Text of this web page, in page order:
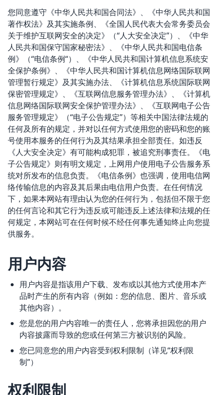
您同意遵守《中华人民共和国合同法》、《中华人民共和国
著作权法》及其实施条例、《全国人民代表大会常务委员会
关于维护互联网安全的决定》（“人大安全决定”）、《中华
人民共和国保守国家秘密法》、《中华人民共和国电信条
例》（“电信条例“）、《中华人民共和国计算机信息系统安
全保护条例》、《中华人民共和国计算机信息网络国际联网
管理暂行规定》及其实施办法、《计算机信息系统国际联网
保密管理规定》、《互联网信息服务管理办法》、《计算机
信息网络国际联网安全保护管理办法》、《互联网电子公告
服务管理规定》（“电子公告规定”）等相关中国法律法规的
任何及所有的规定，并对以任何方式使用您的密码和您的账
号使用本服务的任何行为及其结果承担全部责任。如违反
《人大安全决定》有可能构成犯罪，被追究刑事责任。《电
子公告规定》则有明文规定，上网用户使用电子公告服务系
统对所发布的信息负责。《电信条例》也强调，使用电信网
络传输信息的内容及其后果由电信用户负责。在任何情况
下，如果本网站有理由认为您的任何行为，包括但不限于您
的任何言论和其它行为违反或可能违反上述法律和法规的任
何规定，本网站可在任何时候不经任何事先通知终止向您提
供服务。
用户内容
用户内容是指该用户下载、发布或以其他方式使用本产
品时产生的所有内容（例如：您的信息、图片、音乐或
其他内容）。
您是您的用户内容唯一的责任人，您将承担因您的用户
内容披露而导致的您或任何第三方被识别的风险。
您已同意您的用户内容受到权利限制（详见“权利限
制”）
权利限制